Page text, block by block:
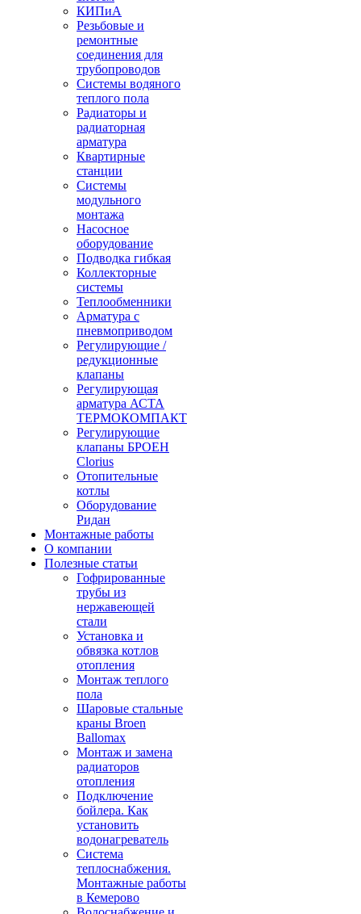
КИПиА
Резьбовые и
ремонтные
соединения для
трубопроводов
Системы водяного
теплого пола
Радиаторы и
радиаторная
арматура
Квартирные
станции
Системы
модульного
монтажа
Насосное
оборудование
Подводка гибкая
Коллекторные
системы
Теплообменники
Арматура с
пневмоприводом
Регулирующие /
редукционные
клапаны
Регулирующая
арматура АСТА
ТЕРМОКОМПАКТ
Регулирующие
клапаны БРОЕН
Clorius
Отопительные
котлы
Оборудование
Ридан
Монтажные работы
О компании
Полезные статьи
Гофрированные
трубы из
нержавеющей
стали
Установка и
обвязка котлов
отопления
Монтаж теплого
пола
Шаровые стальные
краны Broen
Ballomax
Монтаж и замена
радиаторов
отопления
Подключение
бойлера. Как
установить
водонагреватель
Система
теплоснабжения.
Монтажные работы
в Кемерово